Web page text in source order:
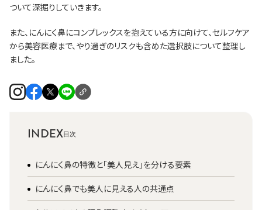
ついて深掘りしていきます。
また、にんにく鼻にコンプレックスを抱えている方に向けて、セルフケア
から美容医療まで、やり過ぎのリスクも含めた選択肢について整理し
ました。
INDEX
にんにく鼻の特徴と「美人見え」を分ける要素
にんにく鼻でも美人に見える人の共通点